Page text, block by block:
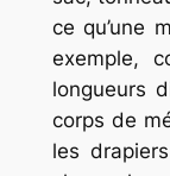
ce qu’une
exemple,
longueurs
corps de
les